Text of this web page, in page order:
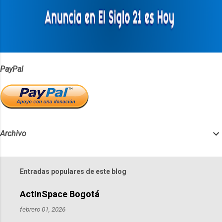
PayPal
Archivo
Entradas populares de este blog
ActInSpace Bogotá
febrero 01, 2026